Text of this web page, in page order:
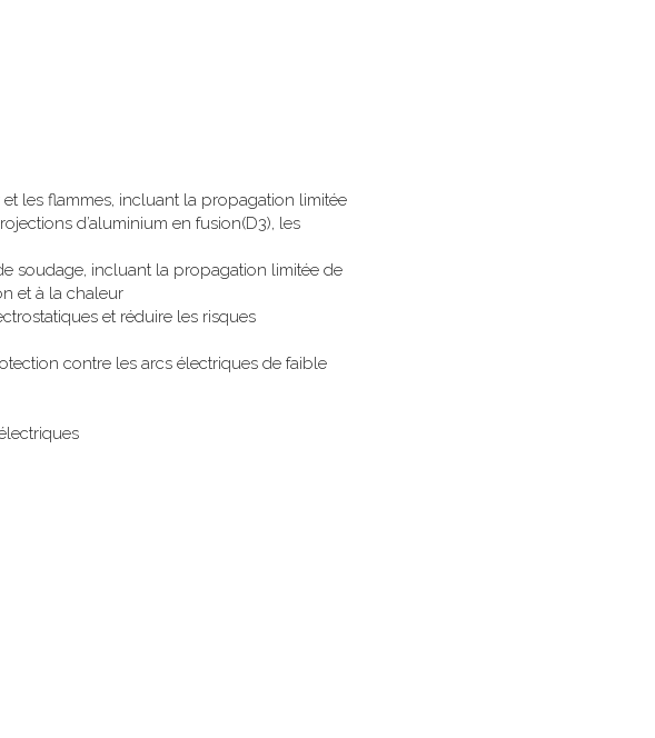
les flammes, incluant la propagation limitée
d’aluminium en fusion(D3), les
soudage, incluant la propagation limitée de
et à la chaleur
et réduire les risques
contre les arcs électriques de faible